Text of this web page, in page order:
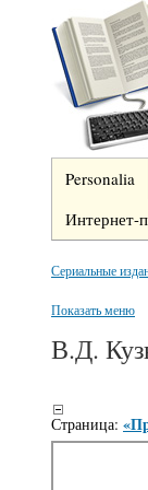
Personalia
Интернет-
Сериальные
Показать меню
В.Д.
Страница: